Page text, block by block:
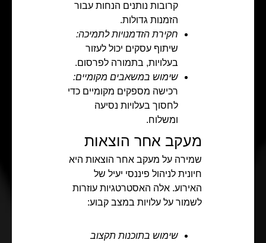
קרובות נותנים הנחות עבור
הזמנות גדולות.
חקירת הזדמנויות לתמיכה:
שיתוף עסקים יכול לעזור
בעלויות, בתמורה לפרסום.
שימוש במשאבים מקומיים:
רכישה מספקים מקומיים כדי
לחסוך בעלויות נסיעה
ומשלוח.
מעקב אחר הוצאות
שמירה על מעקב אחר הוצאות היא
חיונית לניהול פיננסי יעיל של
האירוע. אלה האסטרטגיות עוזרות
לשמור על עלויות במצב קבוע:
שימוש בתוכנות תקצוב